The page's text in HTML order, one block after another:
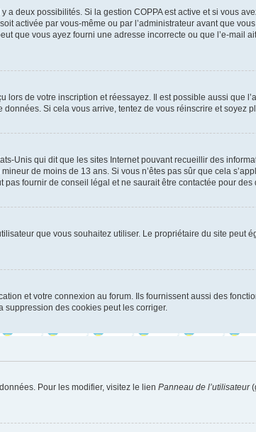
a deux possibilités. Si la gestion COPPA est active et si vous
activée par vous-même ou par l’administrateur avant que
que vous ayez fourni une adresse incorrecte ou que l’e-mail
lors de votre inscription et réessayez. Il est possible aussi que
Si cela vous arrive, tentez de vous réinscrire et soyez
Unis qui dit que les sites Internet pouvant recueillir des
de moins de 13 ans. Si vous n’êtes pas sûr que cela
fournir de conseil légal et ne saurait être contactée pour
que vous souhaitez utiliser. Le propriétaire du site peut
et votre connexion au forum. Ils fournissent aussi des
suppression des cookies peut les corriger.
Pour les modifier, visitez le lien Panneau de l’utilisateur